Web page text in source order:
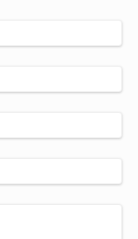
DI SERIE
DI SERIE